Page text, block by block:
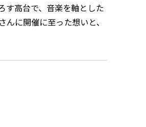
す高台で、音楽を軸とした
に開催に至った想いと、